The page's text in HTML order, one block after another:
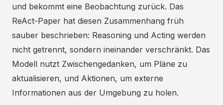
und bekommt eine Beobachtung zurück. Das
ReAct-Paper hat diesen Zusammenhang früh
sauber beschrieben: Reasoning und Acting werden
nicht getrennt, sondern ineinander verschränkt. Das
Modell nutzt Zwischengedanken, um Pläne zu
aktualisieren, und Aktionen, um externe
Informationen aus der Umgebung zu holen.